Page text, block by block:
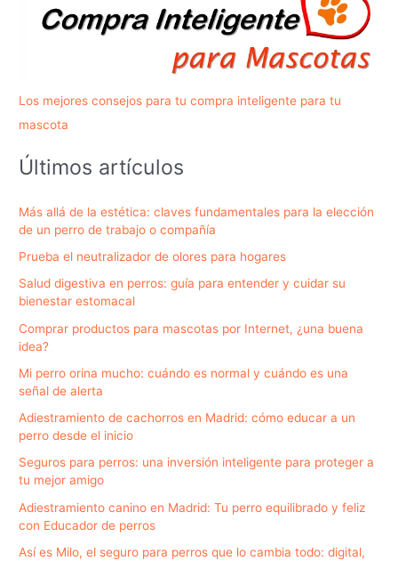
Los mejores consejos para tu compra inteligente para tu
mascota
Últimos artículos
Más allá de la estética: claves fundamentales para la elección
de un perro de trabajo o compañía
Prueba el neutralizador de olores para hogares
Salud digestiva en perros: guía para entender y cuidar su
bienestar estomacal
Comprar productos para mascotas por Internet, ¿una buena
idea?
Mi perro orina mucho: cuándo es normal y cuándo es una
señal de alerta
Adiestramiento de cachorros en Madrid: cómo educar a un
perro desde el inicio
Seguros para perros: una inversión inteligente para proteger a
tu mejor amigo
Adiestramiento canino en Madrid: Tu perro equilibrado y feliz
con Educador de perros
Así es Milo, el seguro para perros que lo cambia todo: digital,